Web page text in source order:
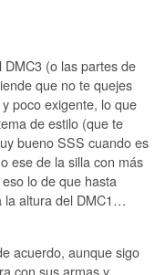
(o las partes de
que no te quejes
poco exigente, lo que
de estilo (que te
bueno SSS cuando es
ese de la silla con más
lo de que hasta
la altura del DMC1…
acuerdo, aunque sigo
con sus armas y